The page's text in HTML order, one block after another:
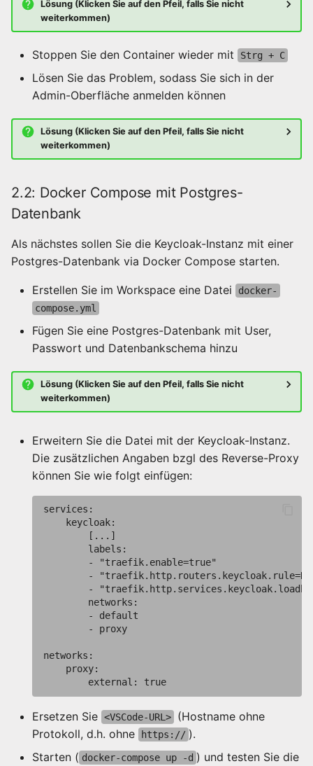
Lösung (Klicken Sie auf den Pfeil, falls Sie nicht
weiterkommen)
Stoppen Sie den Container wieder mit Strg + C
Lösen Sie das Problem, sodass Sie sich in der
Admin-Oberfläche anmelden können
Lösung (Klicken Sie auf den Pfeil, falls Sie nicht
weiterkommen)
2.2: Docker Compose mit Postgres-
Datenbank
Als nächstes sollen Sie die Keycloak-Instanz mit einer
Postgres-Datenbank via Docker Compose starten.
Erstellen Sie im Workspace eine Datei
docker-
compose.yml
Fügen Sie eine Postgres-Datenbank mit User,
Passwort und Datenbankschema hinzu
Lösung (Klicken Sie auf den Pfeil, falls Sie nicht
weiterkommen)
Erweitern Sie die Datei mit der Keycloak-Instanz.
Die zusätzlichen Angaben bzgl des Reverse-Proxy
können Sie wie folgt einfügen:
services:
    keycloak:
        [...]
        labels:
        - "traefik.enable=true"
-
-
        networks:
        - default
        - proxy
networks:
    proxy:
Ersetzen Sie <VSCode-URL>
(Hostname ohne
Protokoll, d.h. ohne
https:// ).
Starten ( docker-compose up -d ) und testen Sie die